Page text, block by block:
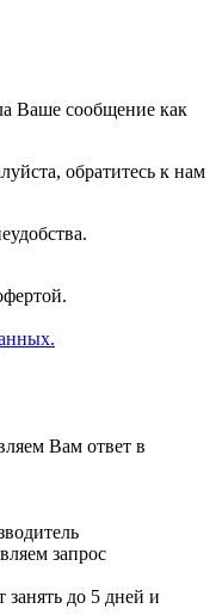
Ваше сообщение как
обратитесь к нам
Вам ответ в
запрос
занять до 5 дней и